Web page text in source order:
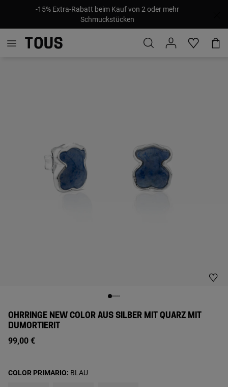
-15% Extra-Rabatt beim Kauf von 2 oder mehr
Schmuckstücken
OHRRINGE NEW COLOR AUS SILBER MIT QUARZ MIT
DUMORTIERIT
99,00 €
COLOR PRIMARIO: BLAU